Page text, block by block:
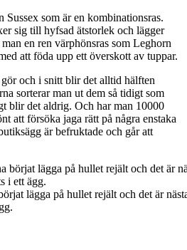
som är en kombinationsras.
sig till hyfsad ätstorlek och lägger
en ren värphönsras som Leghorn
att föda upp ett överskott av tuppar.
och i snitt blir det alltid hälften
sorterar man ut dem så tidigt som
blir det aldrig. Och har man 10000
att försöka jaga rätt på några enstaka
är befruktade och går att
lägga på hullet rejält och det är